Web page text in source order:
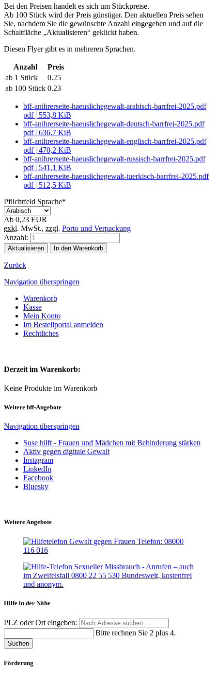
Bei den Preisen handelt es sich um Stückpreise.
Ab 100 Stück wird der Preis günstiger. Den aktuellen Preis sehen
Sie, nachdem Sie die gewünschte Anzahl eingegeben und auf die
Schaltfläche „Aktualisieren“ geklickt haben.
Diesen Flyer gibt es in mehreren Sprachen.
Anzahl
Preis
ab 1 Stück
0.25
ab 100 Stück 0.23
bff-anihrerseite-haeuslichegewalt-arabisch-barrfrei-2025.pdf
pdf| 553,8 KiB
bff-anihrerseite-haeuslichegewalt-deutsch-barrfrei-2025.pdf
pdf| 636,7 KiB
bff-anihrerseite-haeuslichegewalt-englisch-barrfrei-2025.pdf
pdf| 470,2 KiB
bff-anihrerseite-haeuslichegewalt-russisch-barrfrei-2025.pdf
pdf| 541,1 KiB
bff-anihrerseite-haeuslichegewalt-tuerkisch-barrfrei-2025.pdf
pdf| 512,5 KiB
Pflichtfeld Sprache*
Ab 0,23 EUR
exkl. MwSt., zzgl. Porto und Verpackung
Anzahl:
Aktualisieren In den Warenkorb
Zurück
Navigation überspringen
Warenkorb
Kasse
Mein Konto
Im Bestellportal anmelden
Rechtliches
Derzeit im Warenkorb:
Keine Produkte im Warenkorb
Weitere bff-Angebote
Navigation überspringen
Suse hilft - Frauen und Mädchen mit Behinderung stärken
Aktiv gegen digitale Gewalt
Instagram
LinkedIn
Facebook
Bluesky
Weitere Angebote
Hilfe in der Nähe
PLZ oder Ort eingeben:
Bitte rechnen Sie 2 plus 4.
Suchen
Förderung